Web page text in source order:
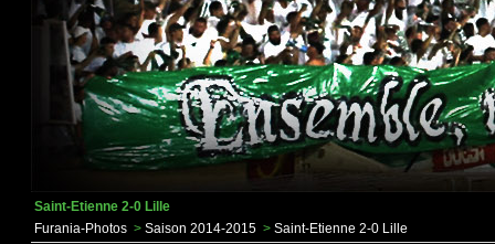
Saint-Etienne 2-0 Lille
Furania-Photos > Saison 2014-2015 > Saint-Etienne 2-0 Lille